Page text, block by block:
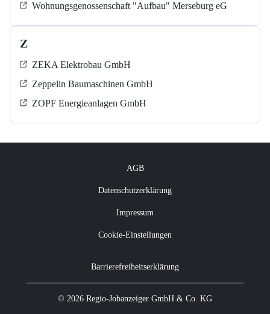
Wohnungsgenossenschaft "Aufbau" Merseburg eG
Z
ZEKA Elektrobau GmbH
Zeppelin Baumaschinen GmbH
ZOPF Energieanlagen GmbH
AGB
Datenschutzerklärung
Impressum
Cookie-Einstellungen
Barrierefreiheitserklärung
© 2026 Regio-Jobanzeiger GmbH & Co. KG